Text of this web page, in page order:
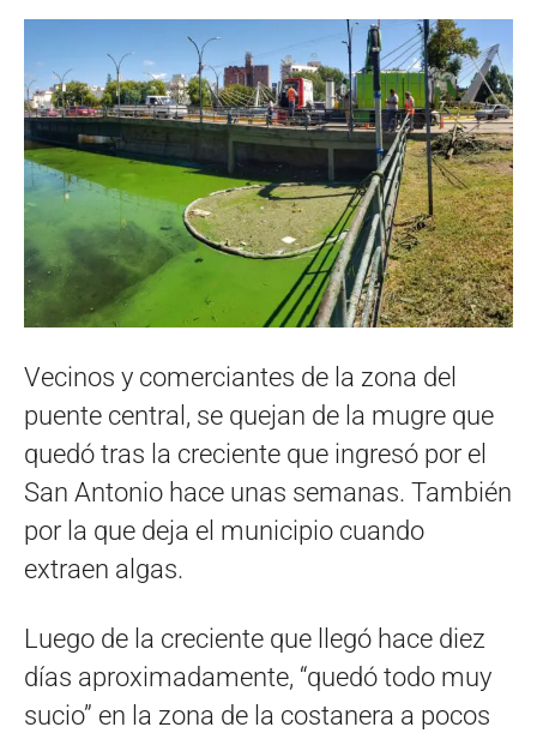
Vecinos y comerciantes de la zona del
puente central, se quejan de la mugre que
quedó tras la creciente que ingresó por el
San Antonio hace unas semanas. También
por la que deja el municipio cuando
extraen algas.
Luego de la creciente que llegó hace diez
días aproximadamente, “quedó todo muy
sucio” en la zona de la costanera a pocos